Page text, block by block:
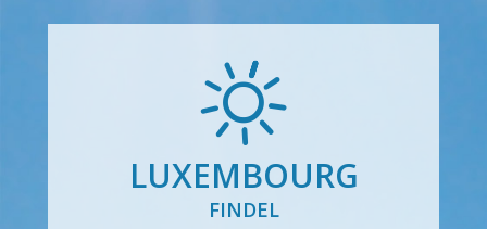
LUXEMBOURG
FINDEL